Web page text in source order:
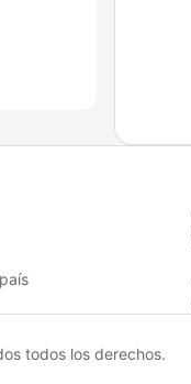
todos los derechos.